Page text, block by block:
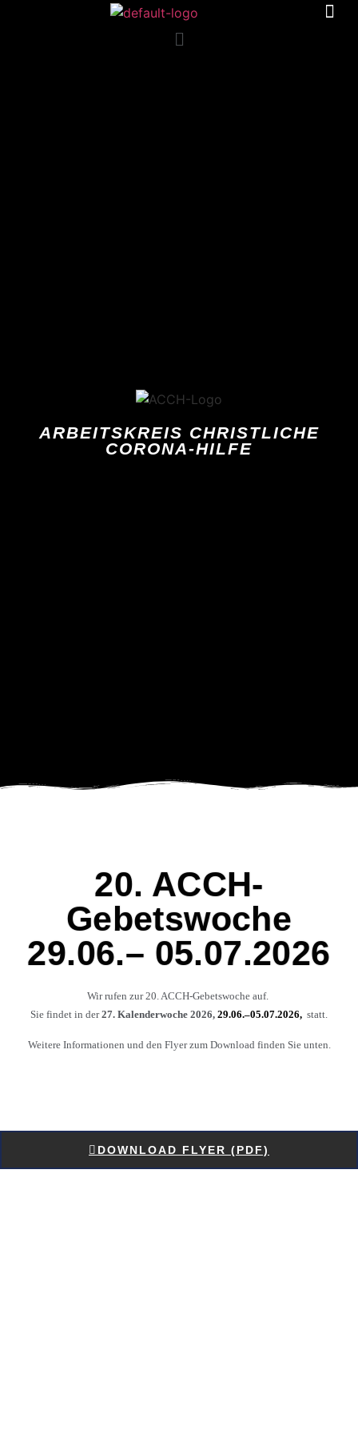
ARBEITSKREIS CHRISTLICHE
CORONA-HILFE
20. ACCH-
Gebetswoche
29.06.– 05.07.2026
Wir rufen zur 20. ACCH-Gebetswoche auf.
Sie findet in der27. Kalenderwoche 2026, 29.06.–05.07.2026, statt.
Weitere Informationen und den Flyer zum Download finden Sie unten.
DOWNLOAD FLYER (PDF)